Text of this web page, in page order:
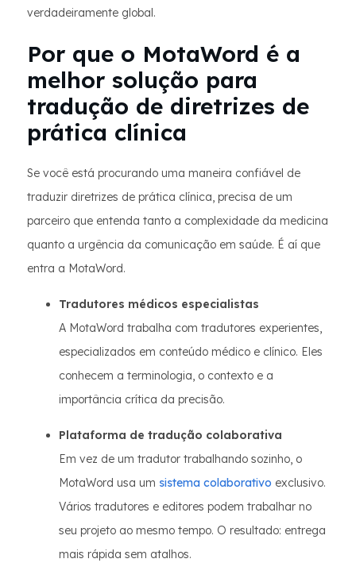
verdadeiramente global.
Por que o MotaWord é a
melhor solução para
tradução de diretrizes de
prática clínica
Se você está procurando uma maneira confiável de
traduzir diretrizes de prática clínica, precisa de um
parceiro que entenda tanto a complexidade da medicina
quanto a urgência da comunicação em saúde. É aí que
entra a MotaWord.
Tradutores médicos especialistas
A MotaWord trabalha com tradutores experientes,
especializados em conteúdo médico e clínico. Eles
conhecem a terminologia, o contexto e a
importância crítica da precisão.
Plataforma de tradução colaborativa
Em vez de um tradutor trabalhando sozinho, o
MotaWord usa um sistema colaborativo exclusivo.
Vários tradutores e editores podem trabalhar no
seu projeto ao mesmo tempo. O resultado: entrega
mais rápida sem atalhos.